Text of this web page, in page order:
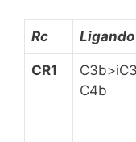
Rc Ligando
CR1
C4b